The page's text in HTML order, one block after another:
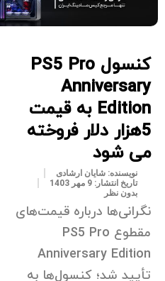
کنسول PS5 Pro
Anniversary
Edition به قیمت
5هزار دلار فروخته
می شود
نویسنده: شایان ارشادی
تاریخ انتشار: 9 مهر 1403
بدون نظر
نگرانی‌ها درباره قیمت‌های
مقطوع PS5 Pro
Anniversary Edition
تأیید شد؛ کنسول‌ها به